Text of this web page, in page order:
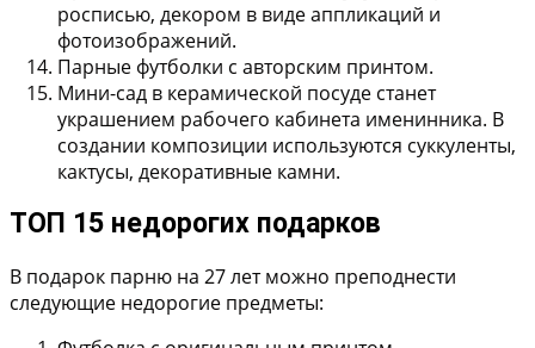
росписью, декором в виде аппликаций и
фотоизображений.
Парные футболки с авторским принтом.
Мини-сад в керамической посуде станет
украшением рабочего кабинета именинника. В
создании композиции используются суккуленты,
кактусы, декоративные камни.
ТОП 15 недорогих подарков
В подарок парню на 27 лет можно преподнести
следующие недорогие предметы: